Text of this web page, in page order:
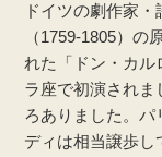
ドイツの劇作家
（1759-1805）
れた「ドン・カル
ラ座で初演されま
ろありました。
ディは相当譲歩